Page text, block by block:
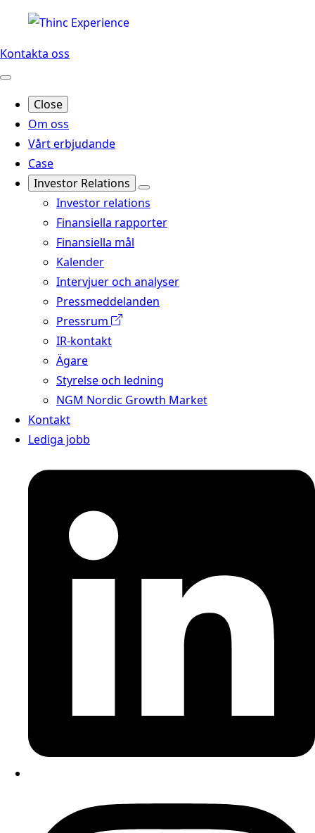
Kontakta oss
Close
Om oss
Vårt erbjudande
Case
Investor Relations
Investor relations
Finansiella rapporter
Finansiella mål
Kalender
Intervjuer och analyser
Pressmeddelanden
Pressrum
IR-kontakt
Ägare
Styrelse och ledning
NGM Nordic Growth Market
Kontakt
Lediga jobb